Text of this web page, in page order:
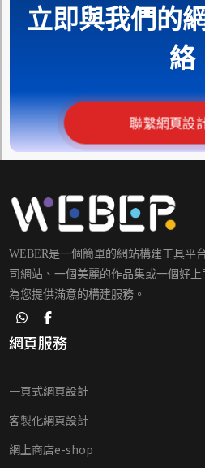
立即與我們的
絡
聯繫網頁設
WEBER是一個簡單的網站構建工具平
司網站、一個美麗的作品集或一個好
為您提供滿意的構建服務。
網頁服務
一頁式網頁設計
客製化網頁設計
網上商店e-shop